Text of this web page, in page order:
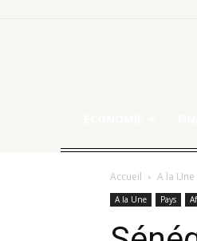
Accueil A la Une
A la Une Pays